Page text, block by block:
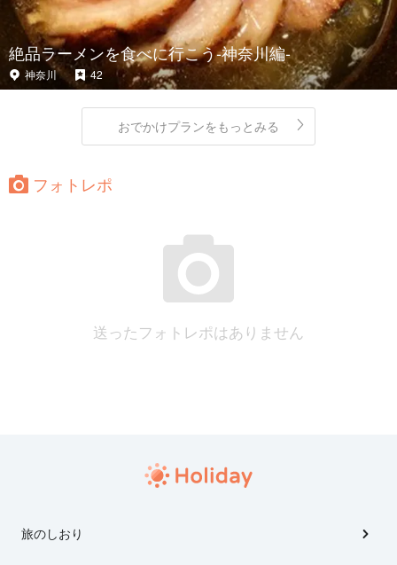
絶品ラーメンを食べに行こう-神奈川編-
神奈川 42
おでかけプランをもっとみる
フォトレポ
送ったフォトレポはありません
旅のしおり